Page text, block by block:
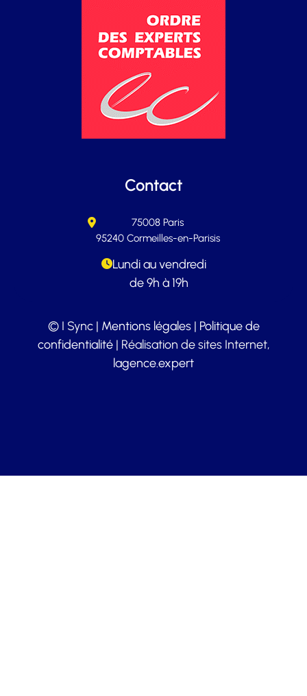
Contact
75008 Paris
95240 Cormeilles-en-Parisis
Lundi au vendredi
de 9h à 19h
© I Sync | Mentions légales| Politique de
confidentialité| Réalisation de sites Internet,
lagence.expert